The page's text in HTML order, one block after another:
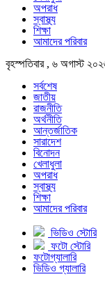
অপরাধ
স্বাস্থ্য
শিক্ষা
আমাদের পরিবার
বৃহস্পতিবার , ৬ অগাস্ট
সর্বশেষ
জাতীয়
রাজনীতি
অর্থনীতি
আন্তর্জাতিক
সারাদেশ
বিনোদন
খেলাধুলা
অপরাধ
স্বাস্থ্য
শিক্ষা
আমাদের পরিবার
ভিডিও স্টোরি
ফটো স্টোরি
ফটোগ্যালারি
ভিডিও গ্যালারি